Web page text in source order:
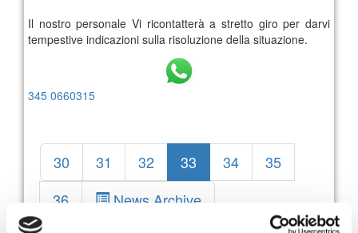
Il nostro personale Vi ricontatterà a stretto giro per darvi
tempestive indicazioni sulla risoluzione della situazione.
345 0660315
30 31 32 33 34
35
36
News Archive